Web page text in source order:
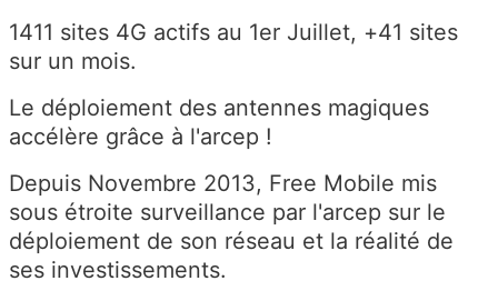
1411 sites 4G actifs au 1er Juillet, +41 sites
sur un mois.
Le déploiement des antennes magiques
accélère grâce à l'arcep !
Depuis Novembre 2013, Free Mobile mis
sous étroite surveillance par l'arcep sur le
déploiement de son réseau et la réalité de
ses investissements.